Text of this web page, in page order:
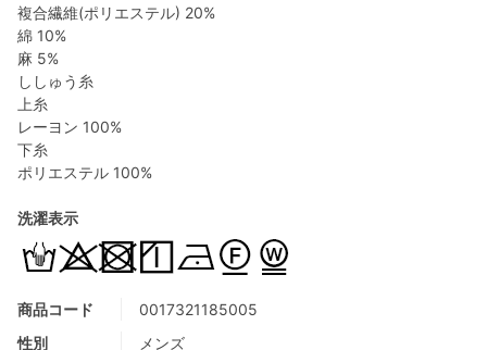
商品コード
0017321185005
性別
メンズ
複合繊維(ポリエステル) 20%
綿 10%
麻 5%
ししゅう糸
上糸
レーヨン 100%
下糸
ポリエステル 100%
洗濯表示